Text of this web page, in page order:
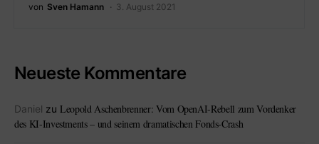
von Sven Hamann 3. August 2021
Neueste Kommentare
Daniel zu Leopold Aschenbrenner: Vom OpenAI-Rebell zum Vordenker
des KI-Investments – und seinem dramatischen Fonds-Crash